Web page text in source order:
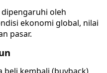
oleh
ekonomi global, nilai
pasar.